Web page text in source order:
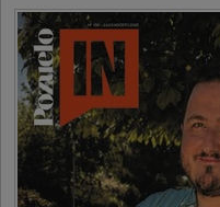
Señora Alcaldesa Ud no ha
hace más de 60 años , …
Pozuelo de Alarcón
Quejas por el
limpieza …
A ver si es posible que haya
solamente jóvenes que no es